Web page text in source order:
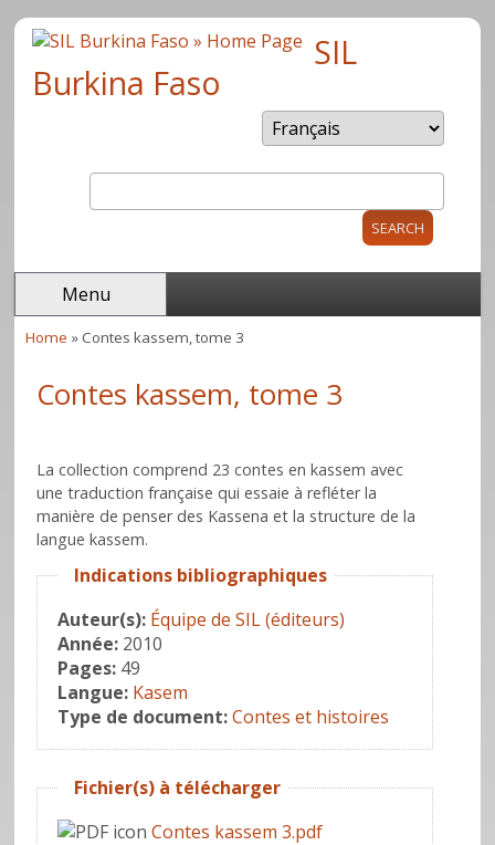
Skip to main content SIL
Burkina Faso
Search form
Menu
Home » Contes kassem, tome 3
Contes kassem, tome 3
La collection comprend 23 contes en kassem avec
une traduction française qui essaie à refléter la
manière de penser des Kassena et la structure de la
langue kassem.
Hide
Indications bibliographiques
Auteur(s): Équipe de SIL (éditeurs)
Année: 2010
Pages: 49
Langue: Kasem
Type de document:Contes et histoires
Hide
Fichier(s) à télécharger
Contes kassem 3.pdf